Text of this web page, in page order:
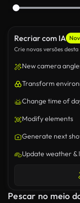
Recriar com IA
Crie novas versões
New camera
Transform
Change time of
Modify elements
Generate next
Update weather &
Pescar no meio